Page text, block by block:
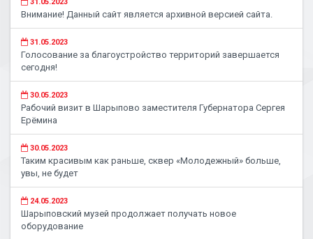
Внимание! Данный сайт является архивной версией сайта.
31.05.2023
Голосование за благоустройство территорий завершается
сегодня!
30.05.2023
Рабочий визит в Шарыпово заместителя Губернатора Сергея
Ерёмина
30.05.2023
Таким красивым как раньше, сквер «Молодежный» больше,
увы, не будет
24.05.2023
Шарыповский музей продолжает получать новое
оборудование